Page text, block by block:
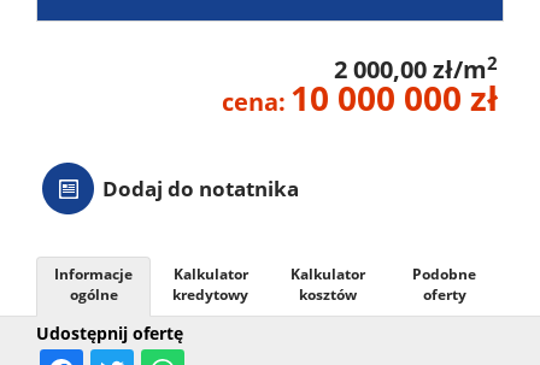
2 000,00 zł/m2
cena: 10 000 000 zł
Dodaj do notatnika
Udostępnij ofertę
Informacje
ogólne
Kalkulator
kredytowy
Kalkulator
kosztów
Podobne
oferty